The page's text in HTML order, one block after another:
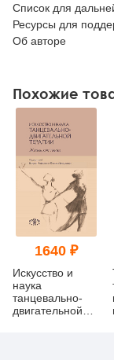
Список для
Ресурсы для
Об авторе
Похожие
1640 ₽
Искусство и
наука
танцевально-
двигательной